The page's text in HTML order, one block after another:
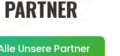
PARTNER
Unsere Partner